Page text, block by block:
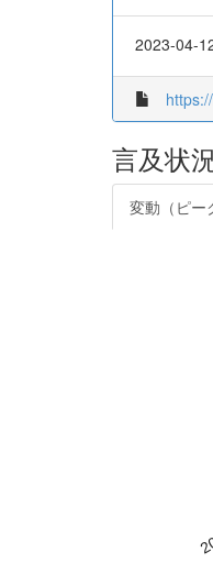
2023-04-
言及状
変動（ピー